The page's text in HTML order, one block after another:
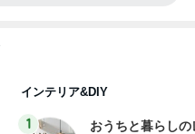
インテリア&DIY
1
おうちと暮らしの